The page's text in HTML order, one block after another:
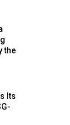
the
Its